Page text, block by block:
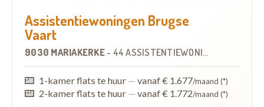
Assistentiewoningen Brugse
Vaart
9030 MARIAKERKE - 44 ASSISTENTIEWONINGEN
1-kamer flats te huur — vanaf € 1.677/maand (*)
2-kamer flats te huur — vanaf € 1.772/maand (*)